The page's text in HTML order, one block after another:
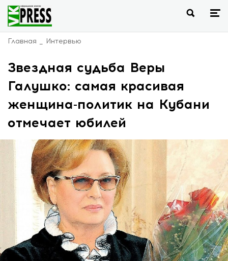
Главная Интервью
Звездная судьба Веры
Галушко: самая красивая
женщина-политик на Кубани
отмечает юбилей